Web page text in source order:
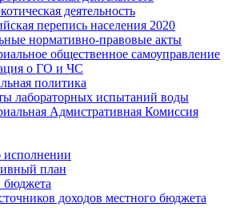
деятельность
перепись населения 2020
нормативно-правовые акты
общественное самоуправление
о ГО и ЧС
политика
лабораторных испытаний воды
Адмистративная Комиссия
исполнении
план
доходов местного бюджета